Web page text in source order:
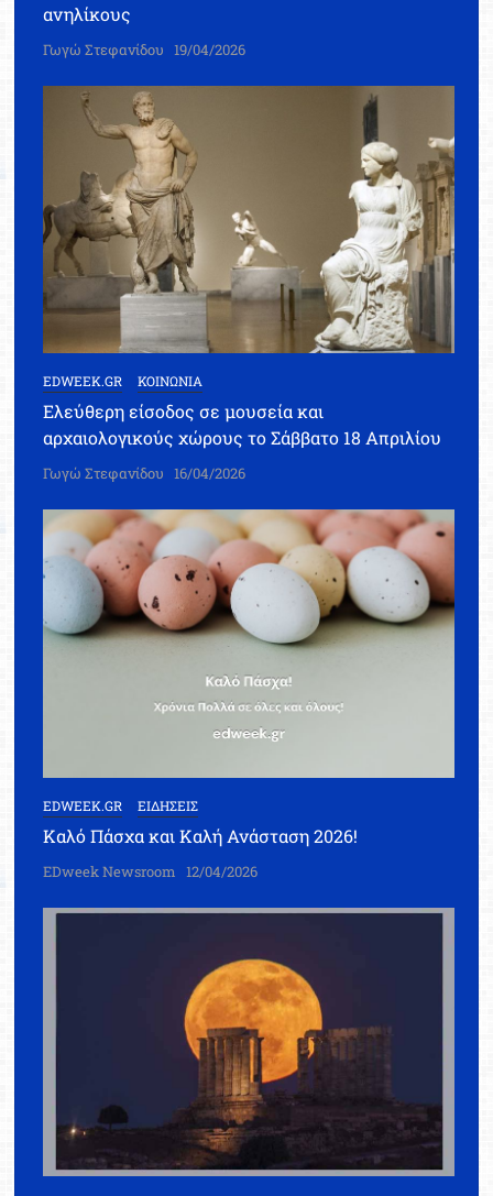
ανηλίκους
Γωγώ Στεφανίδου 19/04/2026
EDWEEK.GR ΚΟΙΝΩΝΙΑ
Ελεύθερη είσοδος σε μουσεία και
αρχαιολογικούς χώρους το Σάββατο 18 Απριλίου
Γωγώ Στεφανίδου 16/04/2026
EDWEEK.GR ΕΙΔΗΣΕΙΣ
Καλό Πάσχα και Καλή Ανάσταση 2026!
EDweek Newsroom 12/04/2026